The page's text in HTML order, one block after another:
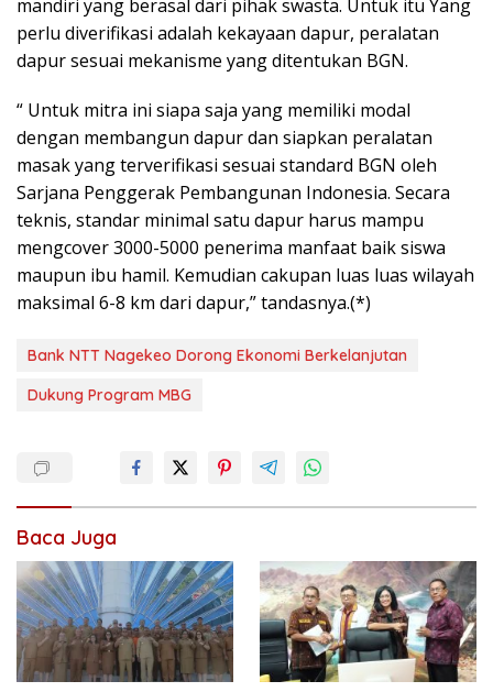
mandiri yang berasal dari pihak swasta. Untuk itu Yang
perlu diverifikasi adalah kekayaan dapur, peralatan
dapur sesuai mekanisme yang ditentukan BGN.
“ Untuk mitra ini siapa saja yang memiliki modal
dengan membangun dapur dan siapkan peralatan
masak yang terverifikasi sesuai standard BGN oleh
Sarjana Penggerak Pembangunan Indonesia. Secara
teknis, standar minimal satu dapur harus mampu
mengcover 3000-5000 penerima manfaat baik siswa
maupun ibu hamil. Kemudian cakupan luas luas wilayah
maksimal 6-8 km dari dapur,” tandasnya.(*)
Bank NTT Nagekeo Dorong Ekonomi Berkelanjutan
Dukung Program MBG
Baca Juga